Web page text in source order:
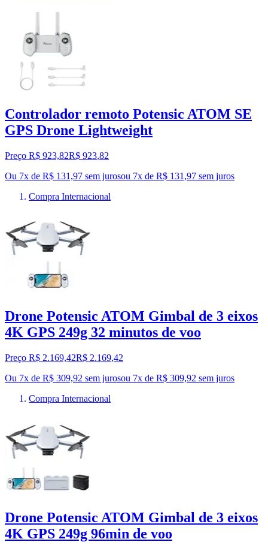
Controlador remoto Potensic ATOM SE
GPS Drone Lightweight
Preço R$ 923,82R$ 923,82
Ou 7x de R$ 131,97 sem jurosou 7x de R$ 131,97 sem juros
Compra Internacional
Drone Potensic ATOM Gimbal de 3 eixos
4K GPS 249g 32 minutos de voo
Preço R$ 2.169,42R$ 2.169,42
Ou 7x de R$ 309,92 sem jurosou 7x de R$ 309,92 sem juros
Compra Internacional
Drone Potensic ATOM Gimbal de 3 eixos
4K GPS 249g 96min de voo